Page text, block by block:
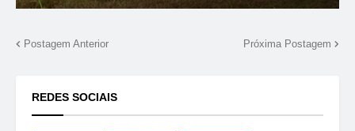
Postagem Anterior Próxima Postagem
REDES SOCIAIS